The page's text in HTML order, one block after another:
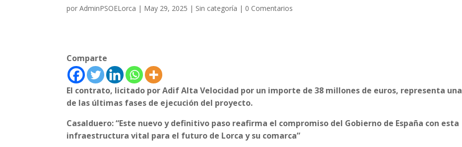
porAdminPSOELorca | May 29, 2025 | Sin categoría | 0 Comentarios
Comparte
El contrato, licitado por Adif Alta Velocidad por un importe de 38 millones de euros, representa una
de las últimas fases de ejecución del proyecto.
Casalduero: “Este nuevo y definitivo paso reafirma el compromiso del Gobierno de España con esta
infraestructura vital para el futuro de Lorca y su comarca”